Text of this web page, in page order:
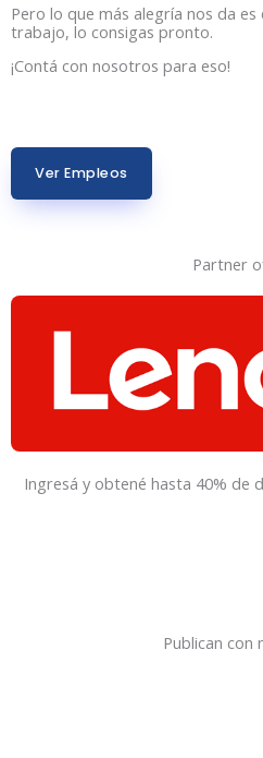
Pero lo que más alegría nos da
trabajo, lo consigas pronto.
¡Contá con nosotros para eso!
Ver Empleos
Partner
Ingresá y obtené hasta 40% de
Publican con